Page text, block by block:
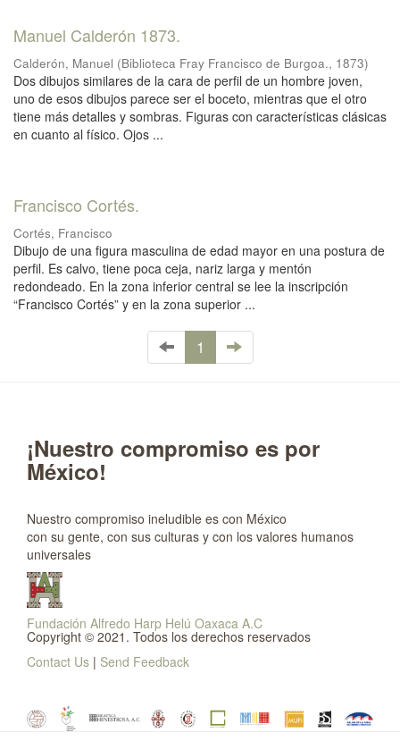
Manuel Calderón 1873.
Calderón, Manuel (Biblioteca Fray Francisco de Burgoa., 1873)
Dos dibujos similares de la cara de perfil de un hombre joven,
uno de esos dibujos parece ser el boceto, mientras que el otro
tiene más detalles y sombras. Figuras con características clásicas
en cuanto al físico. Ojos ...
Francisco Cortés.
Cortés, Francisco
Dibujo de una figura masculina de edad mayor en una postura de
perfil. Es calvo, tiene poca ceja, nariz larga y mentón
redondeado. En la zona inferior central se lee la inscripción
“Francisco Cortés” y en la zona superior ...
1
¡Nuestro compromiso es por
México!
Nuestro compromiso ineludible es con México
con su gente, con sus culturas y con los valores humanos
universales
Fundación Alfredo Harp Helú Oaxaca A.C
Copyright © 2021. Todos los derechos reservados
Contact Us | Send Feedback